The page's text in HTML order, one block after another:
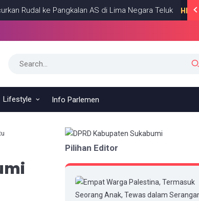
ke Pangkalan AS di Lima Negara Teluk HEADLINE
Lifestyle Info Parlemen
Pilihan Editor